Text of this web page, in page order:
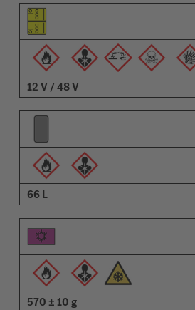
Piktogram för objektet
Piktogram för varningarna
Beskrivning
12 V / 48 V
66 L
570 ± 10 g